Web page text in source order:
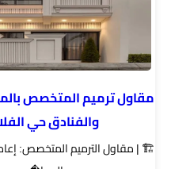
مقاول ترميم المتخصص
والفنادق حي
🏗️ | مقاول الترميم المتخصص: